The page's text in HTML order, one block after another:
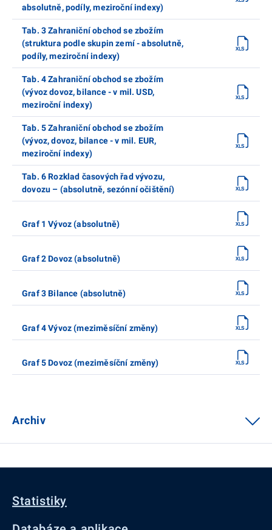
absolutně, podíly, meziroční indexy)
Tab. 3 Zahraniční obchod se zbožím
(struktura podle skupin zemí - absolutně,
podíly, meziroční indexy)
Tab. 4 Zahraniční obchod se zbožím
(vývoz dovoz, bilance - v mil. USD,
meziroční indexy)
Tab. 5 Zahraniční obchod se zbožím
(vývoz, dovoz, bilance - v mil. EUR,
meziroční indexy)
Tab. 6 Rozklad časových řad vývozu,
dovozu – (absolutně, sezónní očištění)
Graf 1 Vývoz (absolutně)
Graf 2 Dovoz (absolutně)
Graf 3 Bilance (absolutně)
Graf 4 Vývoz (meziměsíční změny)
Graf 5 Dovoz (meziměsíční změny)
Archiv
Statistiky